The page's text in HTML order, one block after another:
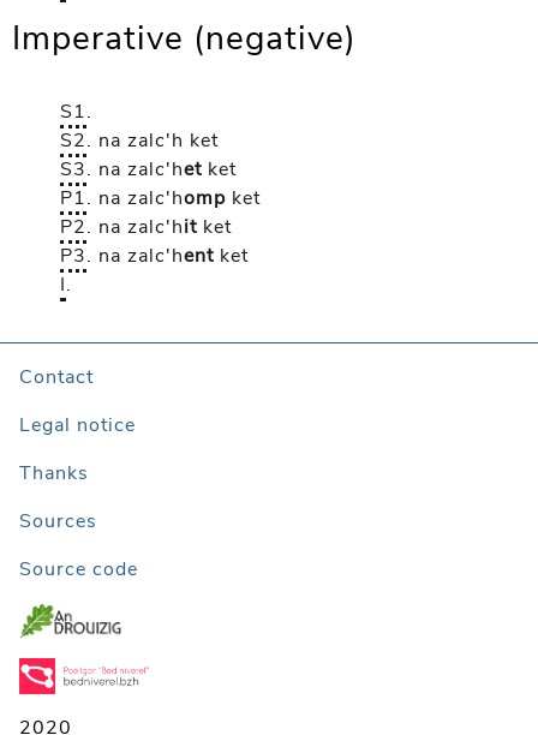
Imperative (negative)
S1.
S2. na zalc'h ket
S3. na zalc'het ket
P1. na zalc'homp ket
P2. na zalc'hit ket
P3. na zalc'hent ket
I.
Contact
Legal notice
Thanks
Sources
Source code
2020